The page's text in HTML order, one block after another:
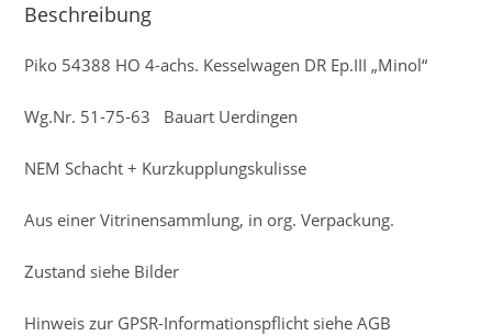
Beschreibung
Piko 54388 HO 4-achs. Kesselwagen DR Ep.III „Minol“
Wg.Nr. 51-75-63 Bauart Uerdingen
NEM Schacht + Kurzkupplungskulisse
Aus einer Vitrinensammlung, in org. Verpackung.
Zustand siehe Bilder
Hinweis zur GPSR-Informationspflicht siehe AGB